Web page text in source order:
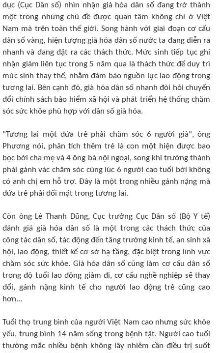
dục (Cục Dân số) nhìn nhận già hóa dân số đang trở thành
một trong những chủ đề được quan tâm không chỉ ở Việt
Nam mà trên toàn thế giới. Song hành với giai đoạn cơ cấu
dân số vàng, hiện tượng già hóa dân số nước ta đang diễn ra
nhanh và đang đặt ra các thách thức. Mức sinh tiếp tục ghi
nhận giảm liên tục trong 5 năm qua là thách thức để duy trì
mức sinh thay thế, nhằm đảm bảo nguồn lực lao động trong
tương lai. Bên cạnh đó, già hóa dân số nhanh đòi hỏi chuyển
đổi chính sách bảo hiểm xã hội và phát triển hệ thống chăm
sóc sức khỏe phù hợp với dân số già hóa.
"Tương lai một đứa trẻ phải chăm sóc 6 người già", ông
Phương nói, phân tích thêm trẻ là con một hiện được bao
bọc bởi cha mẹ và 4 ông bà nội ngoại, song khi trưởng thành
phải gánh vác chăm sóc cùng lúc 6 người cao tuổi bởi không
có anh chị em hỗ trợ. Đây là một trong nhiều gánh nặng mà
đứa trẻ phải đối mặt trong tương lai.
Còn ông Lê Thanh Dũng, Cục trưởng Cục Dân số (Bộ Y tế)
đánh giá già hóa dân số là một trong các thách thức của
công tác dân số, tác động đến tăng trưởng kinh tế, an sinh xã
hội, lao động, thiết kế cơ sở hạ tầng, đặc biệt trong lĩnh vực
chăm sóc sức khỏe. Già hóa dân số cũng làm cơ cấu dân số
trong độ tuổi lao động giảm đi, cơ cấu nghề nghiệp sẽ thay
đổi, gánh nặng kinh tế cho người lao động trẻ cũng cao
hơn...
Tuổi thọ trung bình của người Việt Nam cao nhưng sức khỏe
yếu, trung bình 14 năm sống trong bệnh tật. Người cao tuổi
thường mắc nhiều bệnh không lây nhiễm cần điều trị suốt